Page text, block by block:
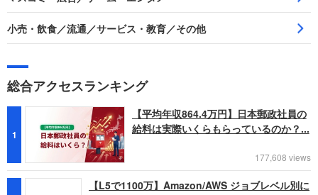
小売・飲食／流通／サービス・教育／その他
総合アクセスランキング
1
【平均年収864.4万円】日本郵政社員の
給料は実際いくらもらっているのか？...
177,608 views
【L5で1100万】Amazon/AWS ジョブレベル別に